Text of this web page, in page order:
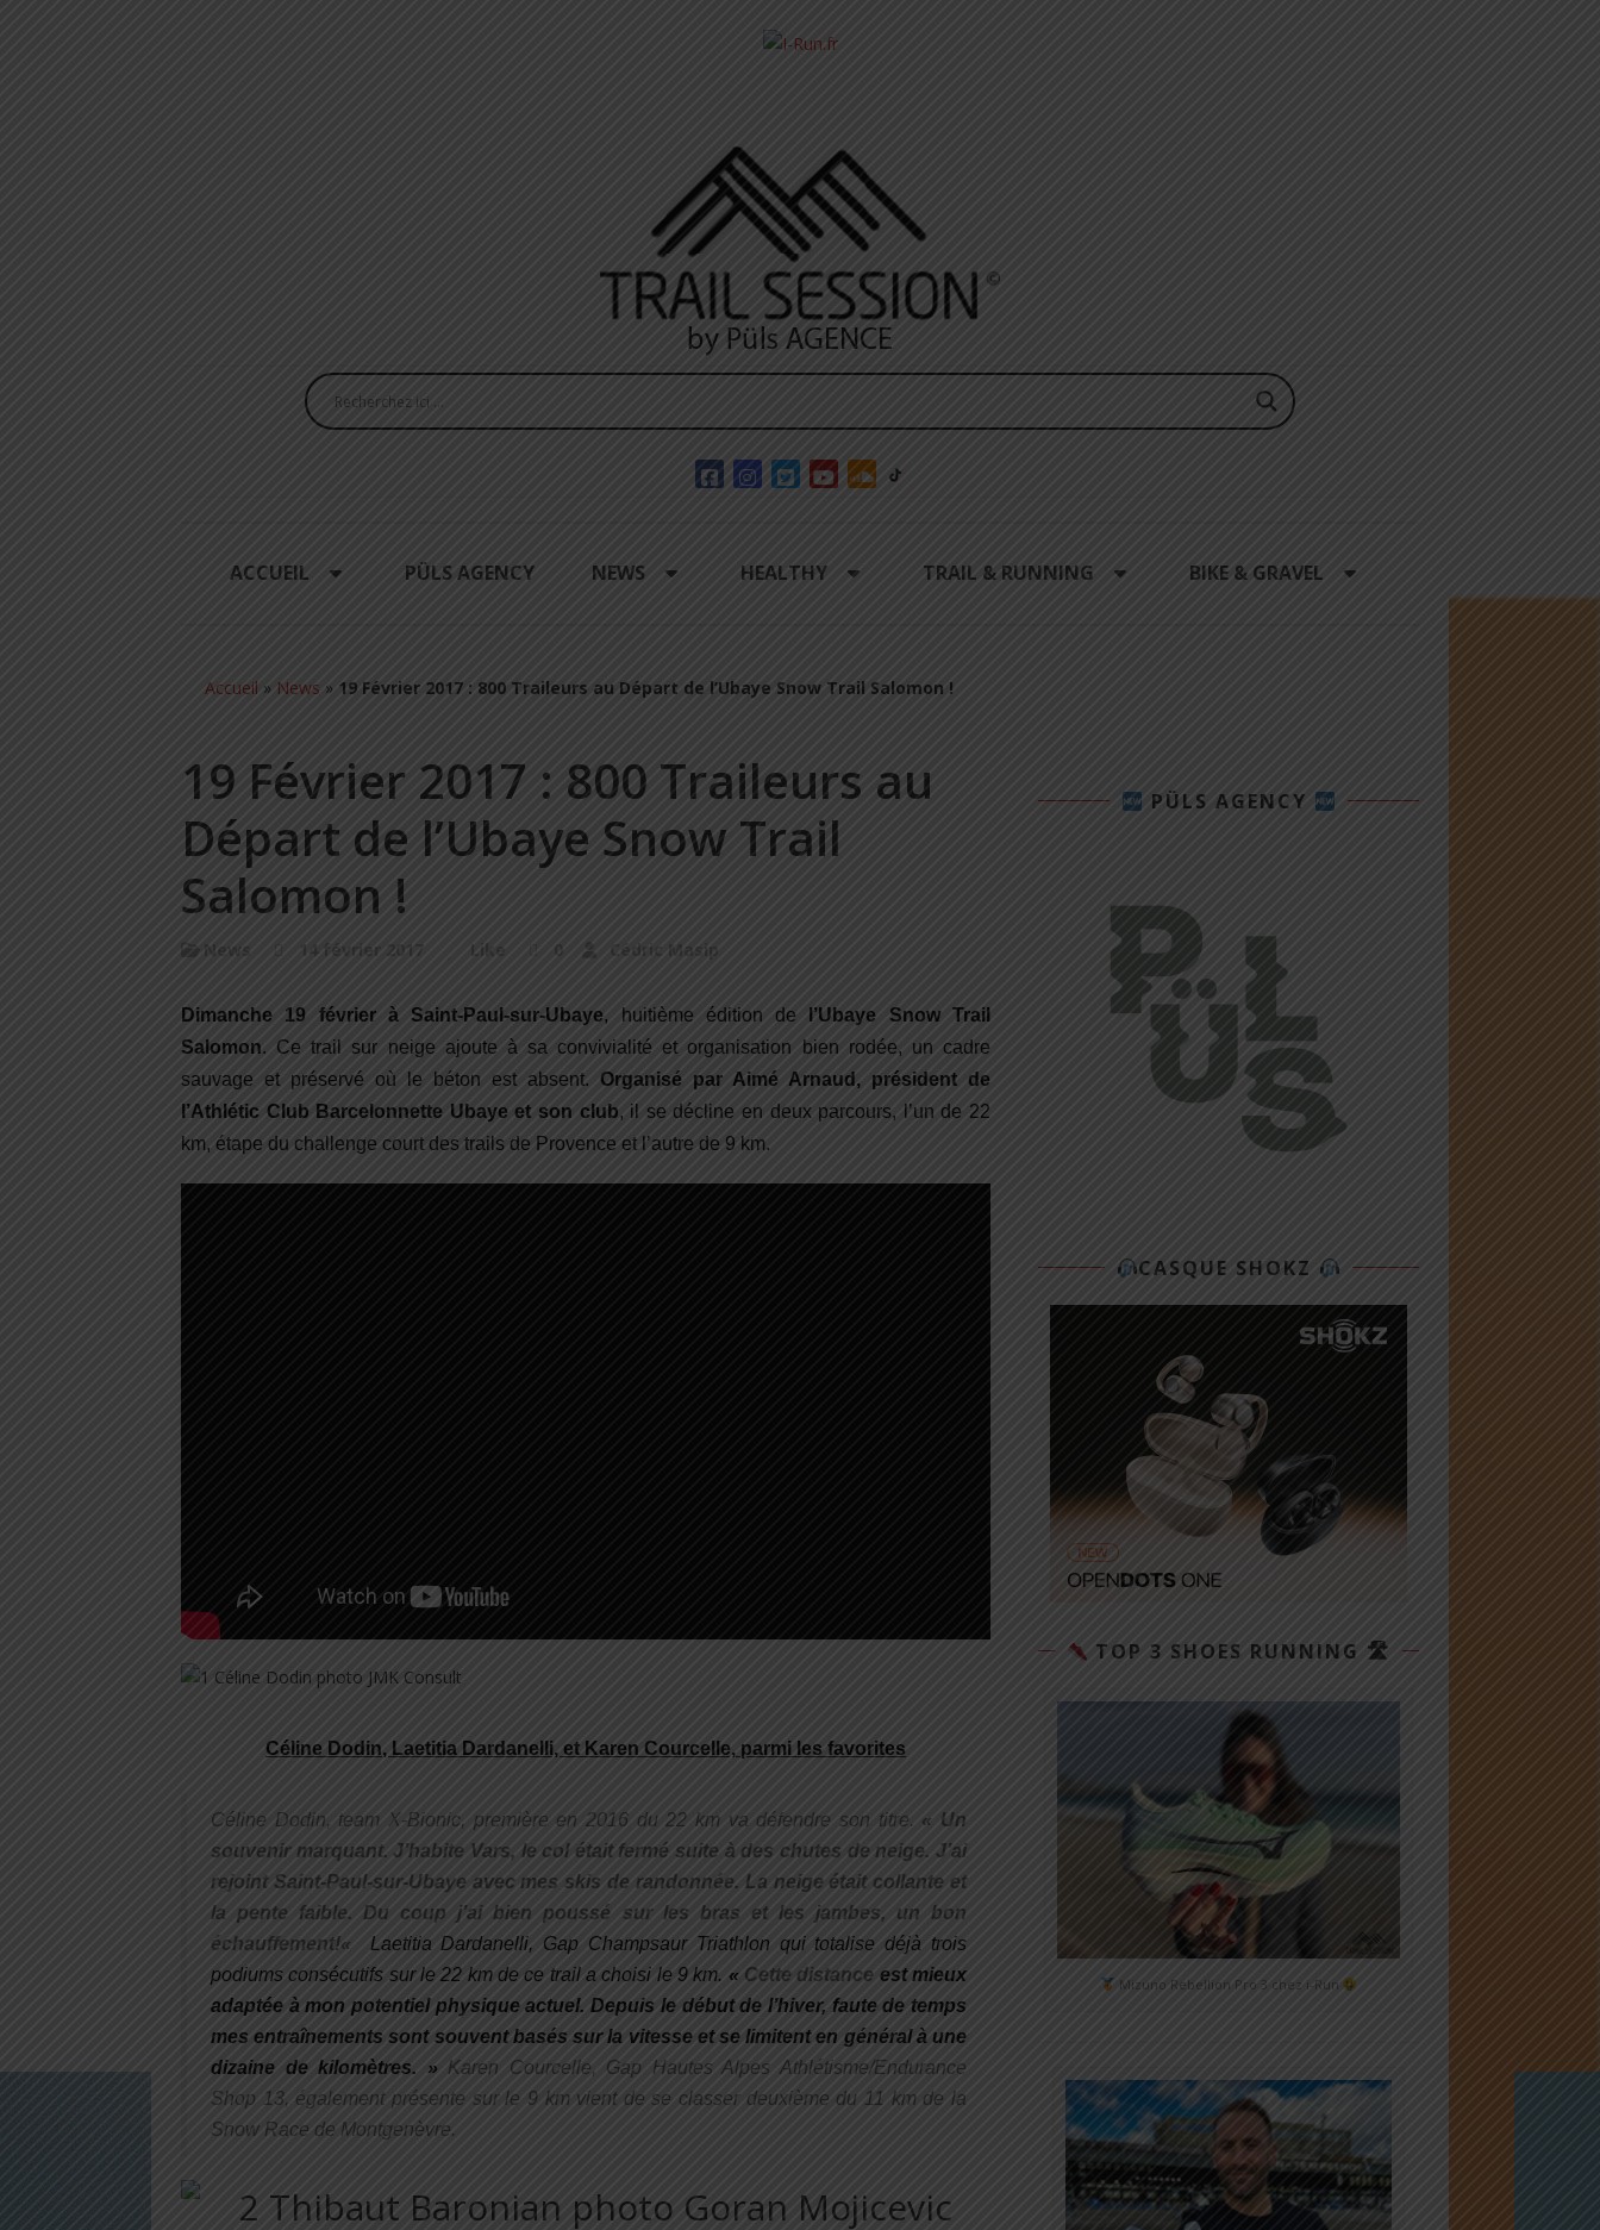
ACCUEIL PÜLS AGENCY NEWS HEALTHY TRAIL & RUNNING BIKE & GRAVEL
Accueil » News » 19 Février 2017 : 800 Traileurs au Départ de l’Ubaye Snow Trail Salomon !
19 Février 2017 : 800 Traileurs au
Départ de l’Ubaye Snow Trail
Salomon !
News 14 février 2017 Like 0 Cédric Masip
Dimanche 19 février à Saint-Paul-sur-Ubaye, huitième édition de
l’Ubaye Snow Trail
Salomon. Ce trail sur neige ajoute à sa convivialité et organisation bien rodée, un cadre
sauvage et préservé où le béton est absent. Organisé par Aimé Arnaud, président de
l’Athlétic Club Barcelonnette Ubaye et son club, il se décline en deux parcours, l’un de 22
km, étape du challenge court des trails de Provence et l’autre de 9 km.
Céline Dodin, Laetitia Dardanelli, et Karen Courcelle, parmi les favorites
Céline Dodin, team X-Bionic, première en 2016 du 22 km va défendre son titre. « Un
souvenir marquant. J’habite Vars, le col était fermé suite à des chutes de neige. J’ai
rejoint Saint-Paul-sur-Ubaye avec mes skis de randonnée. La neige était collante et
la pente faible. Du coup j’ai bien poussé sur les bras et les jambes, un bon
échauffement!«
Laetitia Dardanelli, Gap Champsaur Triathlon qui totalise déjà trois
podiums consécutifs sur le 22 km de ce trail a choisi le 9 km. « Cette distance est mieux
adaptée à mon potentiel physique actuel. Depuis le début de l’hiver, faute de temps
mes entraînements sont souvent basés sur la vitesse et se limitent en général à une
dizaine de kilomètres. »Karen Courcelle, Gap Hautes Alpes Athlétisme/Endurance
Shop 13, également présente sur le 9 km vient de se classer deuxième du 11 km de la
Snow Race de Montgenèvre.
PÜLS AGENCY
CASQUE SHOKZ
TOP 3 SHOES RUNNING 🛣
Mizuno Rebellion Pro 3 chez i-Run